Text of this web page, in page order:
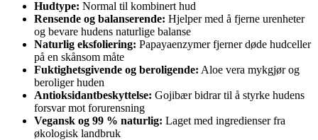
Hudtype: Normal til kombinert hud
Rensende og balanserende: Hjelper med å fjerne urenheter
og bevare hudens naturlige balanse
Naturlig eksfoliering: Papayaenzymer fjerner døde hudceller
på en skånsom måte
Fuktighetsgivende og beroligende: Aloe vera mykgjør og
beroliger huden
Antioksidantbeskyttelse: Gojibær bidrar til å styrke hudens
forsvar mot forurensning
Vegansk og 99 % naturlig: Laget med ingredienser fra
økologisk landbruk